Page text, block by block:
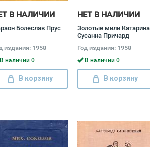
В НАЛИЧИИ
Болеслав Прус
издания: 1958
наличии 0
В корзину
НЕТ В НАЛИЧИИ
Золотые мили Катарина
Сусанна Причард
Год издания: 1958
В наличии 0
В корзину